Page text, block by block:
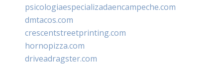
psicologiaespecializadaencampeche.com
dmtacos.com
crescentstreetprinting.com
hornopizza.com
driveadragster.com